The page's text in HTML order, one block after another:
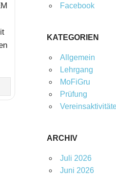
Facebook
KATEGORIEN
Allgemein
Lehrgang
MoFiGru
Prüfung
ARCHIV
Juli 2026
Juni 2026